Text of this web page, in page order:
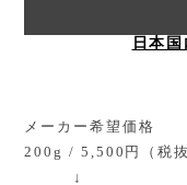
日本
メーカー希望価格
200g / 5,500円（税抜
↓